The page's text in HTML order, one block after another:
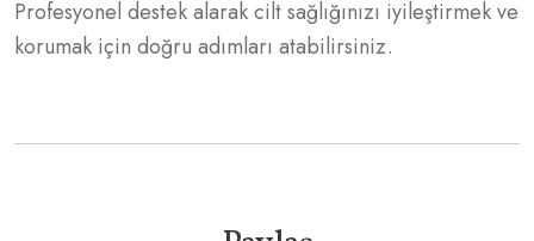
Profesyonel destek alarak cilt sağlığınızı iyileştirmek ve
korumak için doğru adımları atabilirsiniz.